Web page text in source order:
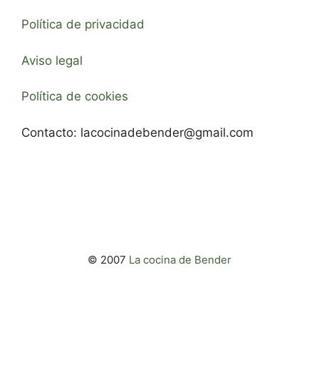
Política de privacidad
Aviso legal
Política de cookies
Contacto: lacocinadebender@gmail.com
© 2007 La cocina de Bender